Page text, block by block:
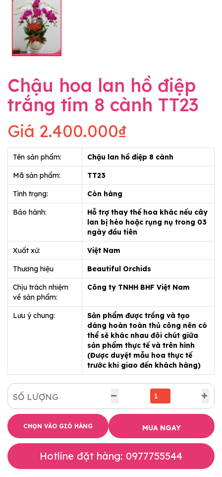
Chậu hoa lan hồ điệp
trắng tím 8 cành TT23
Giá 2.400.000₫
Tên sản phẩm: Chậu lan hồ điệp 8 cành
Mã sản phẩm: TT23
Tình trạng: Còn hàng
Bảo hành:
Hỗ trợ thay thế hoa khác nếu cây
lan bị héo hoặc rụng nụ trong 03
ngày đầu tiên
Xuất xứ: Việt Nam
Thương hiệu Beautiful Orchids
Chịu trách nhiệm
về sản phẩm:
Công ty TNHH BHF Việt Nam
Lưu ý chung:
Sản phẩm được trồng và tạo
dáng hoàn toàn thủ công nên có
thể sẽ khác nhau đôi chút giữa
sản phẩm thực tế và trên hình
(Được duyệt mẫu hoa thực tế
trước khi giao đến khách hàng)
SỐ LƯỢNG
CHỌN VÀO GIỎ HÀNG MUA NGAY
Hotline đặt hàng: 0977755544